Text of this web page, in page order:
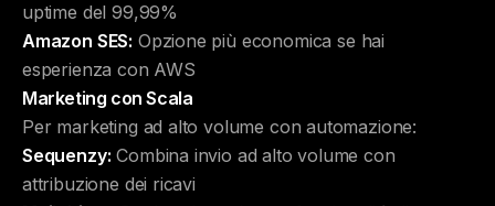
uptime del 99,99%
Amazon SES: Opzione più economica se hai
esperienza con AWS
Marketing con Scala
Per marketing ad alto volume con automazione:
Sequenzy: Combina invio ad alto volume con
attribuzione dei ricavi